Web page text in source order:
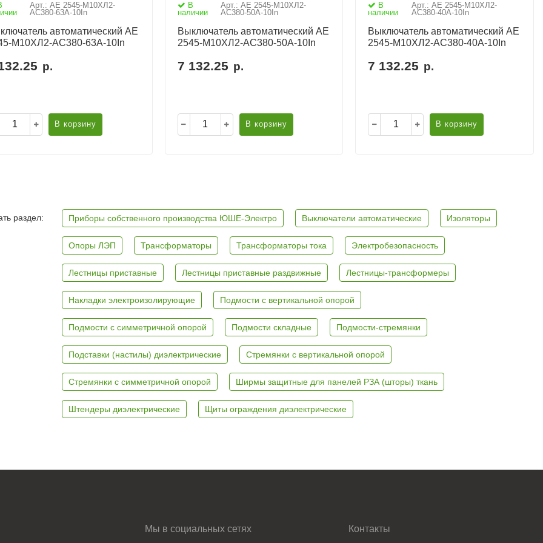
Арт.: АЕ 2545-М10ХЛ2-
AC380-63А-10In
автоматический АЕ
М10ХЛ2-AC380-63А-10In
р.
В корзину
В
наличии
Арт.: АЕ 2545-М10ХЛ2-
AC380-50А-10In
Выключатель автоматический АЕ
2545-М10ХЛ2-AC380-50А-10In
7 132.25 р.
В корзину
В
наличии
Арт.: АЕ 2545-М10ХЛ2-
AC380-40А-10In
Выключатель автоматический АЕ
2545-М10ХЛ2-AC380-40А-10In
7 132.25 р.
В корзину
раздел: Приборы собственного производства ЮШЕ-Электро Выключатели автоматические Изоляторы
Опоры ЛЭП Трансформаторы Трансформаторы тока Электробезопасность
Лестницы приставные Лестницы приставные раздвижные Лестницы-трансформеры
Накладки электроизолирующие Подмости с вертикальной опорой
Подмости с симметричной опорой Подмости складные Подмости-стремянки
Подставки (настилы) диэлектрические Стремянки с вертикальной опорой
Стремянки с симметричной опорой Ширмы защитные для панелей РЗА (шторы) ткань
Штендеры диэлектрические Щиты ограждения диэлектрические
Мы в социальных сетях Контакты